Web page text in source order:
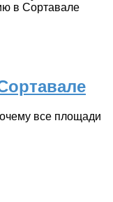
в Сортавале
все площади